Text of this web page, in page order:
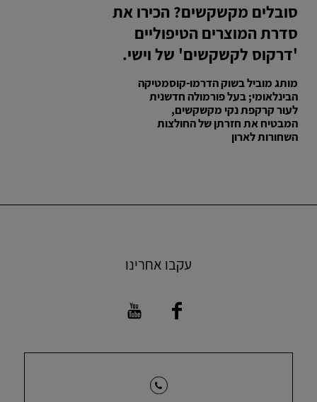
סובלים מקשקשים? הכירו את
סדרת המוצרים הטיפוליים
'דרקוס לקשקשים' של וישי.
מותג מוביל בשוק הדרמו-קוסמטיקה
הבינלאומי; בעל פורמולה חדשנית
לעור קרקפת נקי מקשקשים,
המבטיח את חזרתן של החולצות
השחורות לארון
עקבו אחרינו